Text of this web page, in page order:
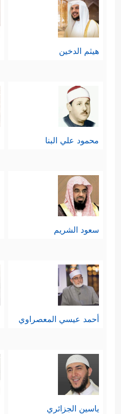
هيثم الدخين
محمود علي البنا
سعود الشريم
أحمد عيسي المعصراوي
ياسين الجزائري